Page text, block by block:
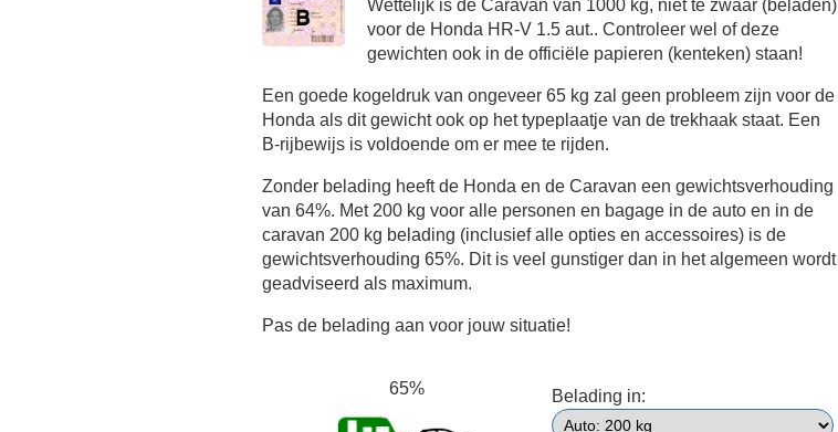
Wettelijk is de Caravan van 1000 kg, niet te zwaar (beladen)
voor de Honda HR-V 1.5 aut.. Controleer wel of deze
gewichten ook in de officiële papieren (kenteken) staan!
Een goede kogeldruk van ongeveer 65 kg zal geen probleem zijn voor de
Honda als dit gewicht ook op het typeplaatje van de trekhaak staat. Een
B-rijbewijs is voldoende om er mee te rijden.
Zonder belading heeft de Honda en de Caravan een gewichtsverhouding
van 64%. Met 200 kg voor alle personen en bagage in de auto en in de
caravan 200 kg belading (inclusief alle opties en accessoires) is de
gewichtsverhouding 65%. Dit is veel gunstiger dan in het algemeen wordt
geadviseerd als maximum.
Pas de belading aan voor jouw situatie!
65% Belading in: